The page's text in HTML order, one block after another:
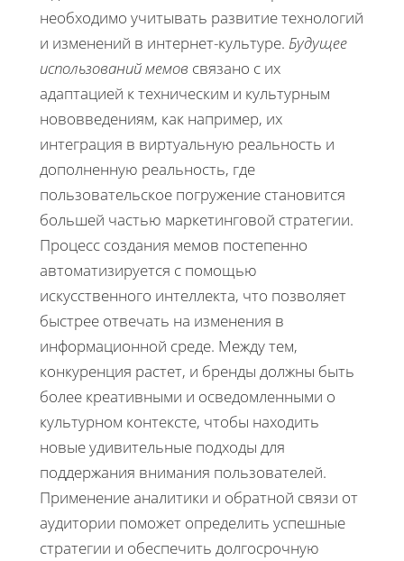
необходимо учитывать развитие технологий
и изменений в интернет-культуре. Будущее
использований мемов связано с их
адаптацией к техническим и культурным
нововведениям, как например, их
интеграция в виртуальную реальность и
дополненную реальность, где
пользовательское погружение становится
большей частью маркетинговой стратегии.
Процесс создания мемов постепенно
автоматизируется с помощью
искусственного интеллекта, что позволяет
быстрее отвечать на изменения в
информационной среде. Между тем,
конкуренция растет, и бренды должны быть
более креативными и осведомленными о
культурном контексте, чтобы находить
новые удивительные подходы для
поддержания внимания пользователей.
Применение аналитики и обратной связи от
аудитории поможет определить успешные
стратегии и обеспечить долгосрочную